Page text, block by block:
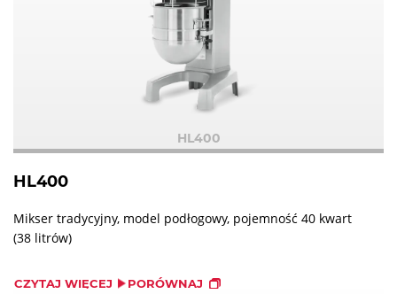
HL400
HL400
Mikser tradycyjny, model podłogowy, pojemność 40 kwart
(38 litrów)
CZYTAJ WIĘCEJ PORÓWNAJ